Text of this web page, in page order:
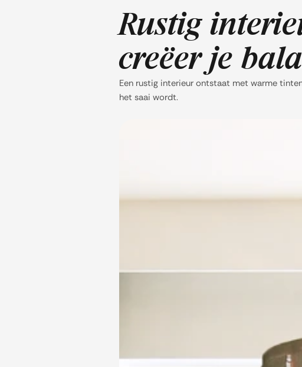
Rustig
creëer je
Een rustig interieur ontstaat met warme
het saai wordt.